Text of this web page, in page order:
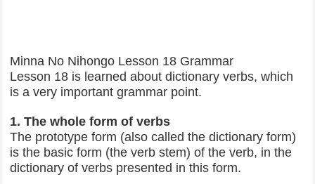
Minna No Nihongo Lesson 18 Grammar
Lesson 18 is learned about dictionary verbs, which
is a very important grammar point.
1. The whole form of verbs
The prototype form (also called the dictionary form)
is the basic form (the verb stem) of the verb, in the
dictionary of verbs presented in this form.